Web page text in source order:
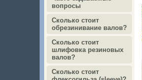
вопросы
Сколько стоит
обрезинивание валов?
Сколько стоит
шлифовка резиновых
валов?
Сколько стоит